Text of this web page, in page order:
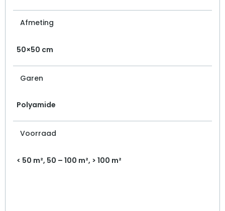
Afmeting
50×50 cm
Garen
Polyamide
Voorraad
< 50 m², 50 – 100 m², > 100 m²